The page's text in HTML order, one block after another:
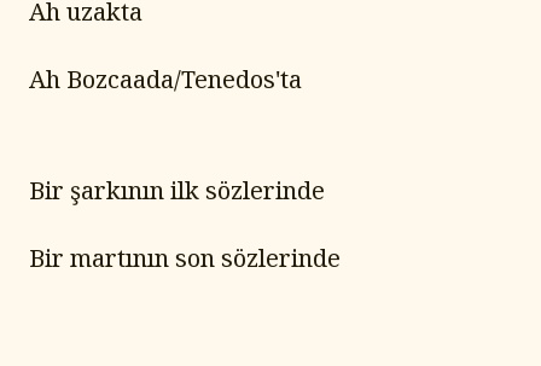
Ah uzakta
Ah Bozcaada/Tenedos'ta
Bir şarkının ilk sözlerinde
Bir martının son sözlerinde